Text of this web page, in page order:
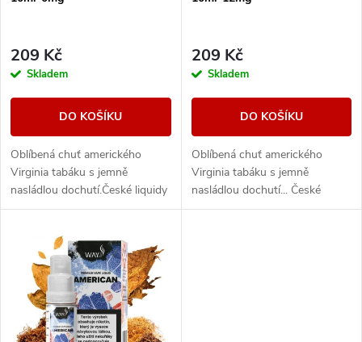
r
o
u
k
p
r
o
d
u
k
ů
209 Kč
Skladem
DO KOŠÍKU
Oblíbená chuť amerického
Virginia tabáku s jemně
nasládlou dochutí.České liquidy
WAY to Vape jsou díky
50PG/50VG vhodné do všech...
209 Kč
Skladem
DO KOŠÍKU
Oblíbená chuť amerického
Virginia tabáku s jemně
nasládlou dochutí... České
liquidy WAY to Vape jsou díky